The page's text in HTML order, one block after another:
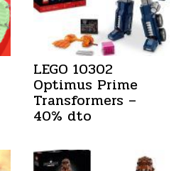
LEGO 10302
Optimus Prime
Transformers –
40% dto